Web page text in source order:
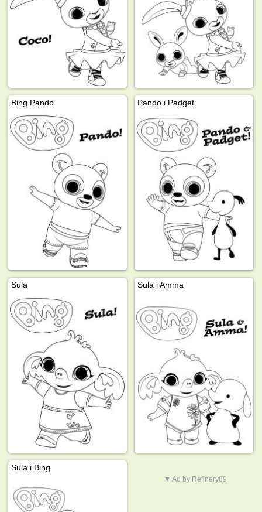
Bing Pando Pando i Padget
Sula Sula i Amma
Sula i Bing
▼ Ad by Refinery89